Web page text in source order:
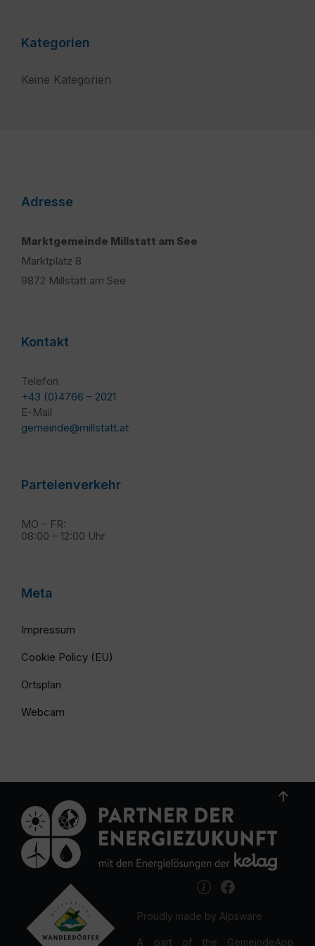
Kategorien
Keine Kategorien
Adresse
Marktgemeinde Millstatt am See
Marktplatz 8
9872 Millstatt am See
Kontakt
Telefon
+43 (0)4766 – 2021
E-Mail
gemeinde@millstatt.at
Parteienverkehr
MO – FR:
08:00 – 12:00 Uhr
Meta
Impressum
Cookie Policy (EU)
Ortsplan
Webcam
Proudly made by Alpsware
A part of the GemeindeApp